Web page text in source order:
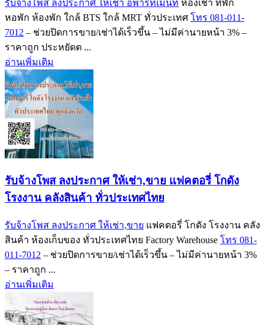
รับจ้างโพส ลงประกาศ ให้เช่า อพาร์ทเม้นท์ ห้องเช่า ที่พัก
หอพัก ห้องพัก ใกล้ BTS ใกล้ MRT ทั่วประเทศ โทร 081-011-
7012 – ช่วยปิดการขาย/เช่าได้เร็วขึ้น – ไม่มีค่านายหน้า 3% –
ราคาถูก ประหยัดต ...
อ่านเพิ่มเติม
รับจ้างโพส ลงประกาศ ให้เช่า,ขาย แฟคตอรี่ โกดัง
โรงงาน คลังสินค้า ทั่วประเทศไทย
รับจ้างโพส ลงประกาศ ให้เช่า,ขาย แฟคตอรี่ โกดัง โรงงาน คลัง
สินค้า ห้องเก็บของ ทั่วประเทศไทย Factory Warehouse โทร 081-
011-7012 – ช่วยปิดการขาย/เช่าได้เร็วขึ้น – ไม่มีค่านายหน้า 3%
– ราคาถูก ...
อ่านเพิ่มเติม